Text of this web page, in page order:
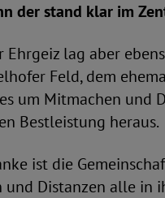
der stand klar im
lag aber
Feld, dem
um Mitmachen und
Bestleistung heraus.
ist die
und Distanzen alle in